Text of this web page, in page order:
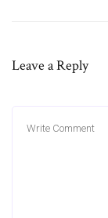
Leave a Reply